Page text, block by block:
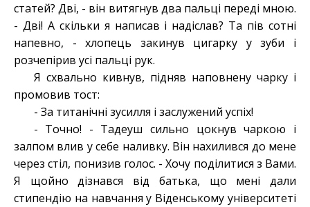
статей? Дві, - він витягнув два пальці переді мною.
- Дві! А скільки я написав і надіслав? Та пів сотні
напевно, - хлопець закинув цигарку у зуби і
розчепірив усі пальці рук.
Я схвально кивнув, підняв наповнену чарку і
промовив тост:
- За титанічні зусилля і заслужений успіх!
- Точно! - Тадеуш сильно цокнув чаркою і
залпом влив у себе наливку. Він нахилився до мене
через стіл, понизив голос. - Хочу поділитися з Вами.
Я щойно дізнався від батька, що мені дали
стипендію на навчання у Віденському університеті